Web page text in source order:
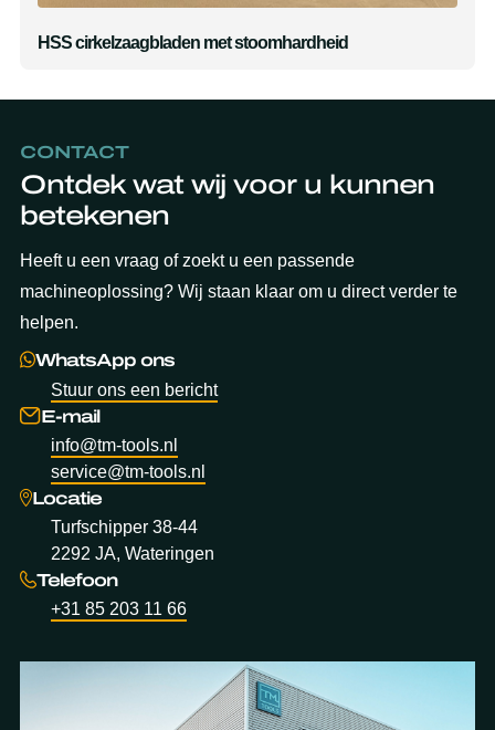
HSS cirkelzaagbladen met stoomhardheid
CONTACT
Ontdek wat wij voor u kunnen
betekenen
Heeft u een vraag of zoekt u een passende
machineoplossing? Wij staan klaar om u direct verder te
helpen.
WhatsApp ons
Stuur ons een bericht
E-mail
info@tm-tools.nl
service@tm-tools.nl
Locatie
Turfschipper 38-44
2292 JA, Wateringen
Telefoon
+31 85 203 11 66